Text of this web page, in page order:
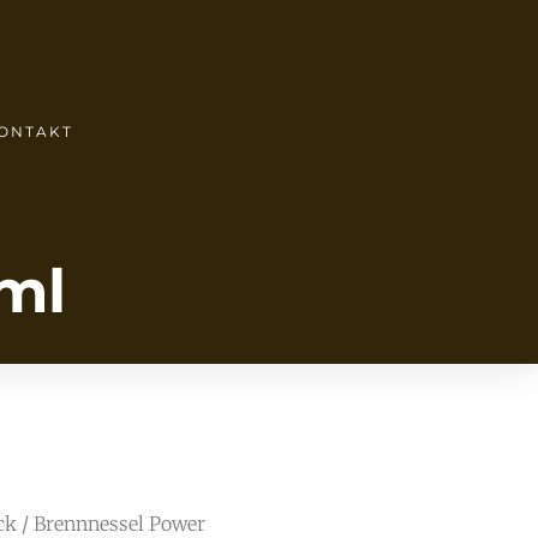
/ Brennnessel Power